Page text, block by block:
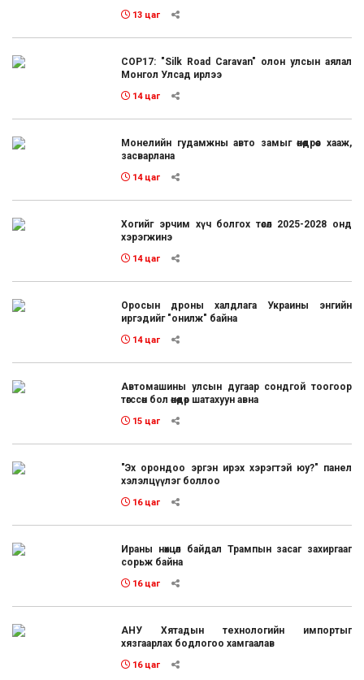
13 цаг
COP17: "Silk Road Caravan" олон улсын аялал
Монгол Улсад ирлээ
14 цаг
Монелийн гудамжны авто замыг өнөөдрөөс хааж,
засварлана
14 цаг
Хогийг эрчим хүч болгох төсөл 2025-2028 онд
хэрэгжинэ
14 цаг
Оросын дроны халдлага Украины энгийн
иргэдийг "онилж" байна
14 цаг
Автомашины улсын дугаар сондгой тоогоор
төгссөн бол өнөөдөр шатахуун авна
15 цаг
"Эх орондоо эргэн ирэх хэрэгтэй юу?" панел
хэлэлцүүлэг боллоо
16 цаг
Ираны нөхцөл байдал Трампын засаг захиргааг
сорьж байна
16 цаг
АНУ Хятадын технологийн импортыг
хязгаарлах бодлогоо хамгаалав
16 цаг